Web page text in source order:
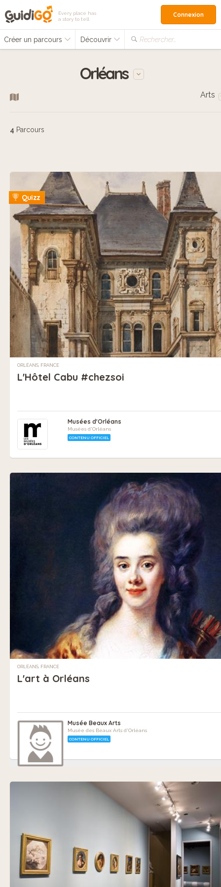
Every place has
a story to tell
Créer un parcours Découvrir Rechercher…
Connexion
Orléans
Arts
4 Parcours
Quizz
ORLÉANS, FRANCE
L'Hôtel Cabu #chezsoi
Musées d'Orléans
Musées d'Orléans
CONTENU OFFICIEL
ORLÉANS, FRANCE
L'art à Orléans
Musée Beaux Arts
Musée des Beaux Arts d'Orléans
CONTENU OFFICIEL